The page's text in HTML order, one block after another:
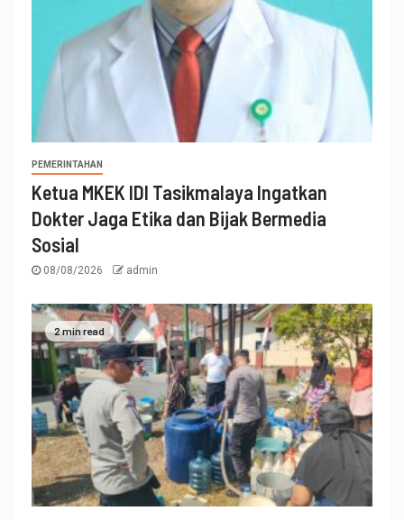
PEMERINTAHAN
Ketua MKEK IDI Tasikmalaya Ingatkan
Dokter Jaga Etika dan Bijak Bermedia
Sosial
08/08/2026 admin
2 min read